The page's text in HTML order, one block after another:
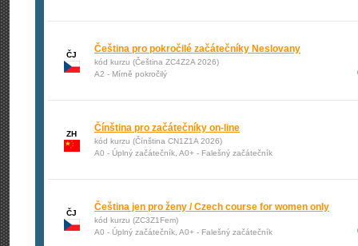
ČJ
Čeština pro pokročilé začátečníky Neslovany
kód kurzu (Čeština ZC4Z2A 2026)
A2 - Mírně pokročilý
ZH
Čínština pro začátečníky on-line
kód kurzu (Čínština CN1Z1A 2026)
A0 - Úplný začátečník, A0+ - Falešný začátečník
ČJ
Čeština jen pro ženy / Czech course for women only
kód kurzu (ZC3Z1Fem)
A0 - Úplný začátečník, A0+ - Falešný začátečník